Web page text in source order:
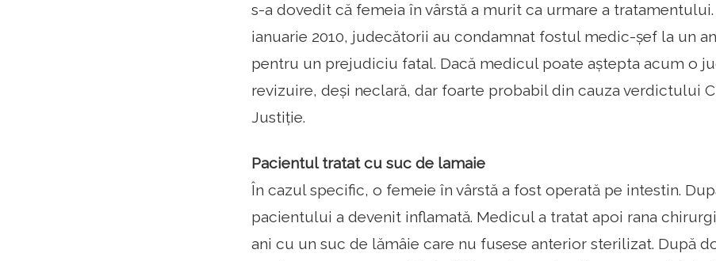
s-a dovedit că femeia în vârstă a murit ca urmare a
ianuarie 2010, judecătorii au condamnat fostul medic-șef la un
pentru un prejudiciu fatal. Dacă medicul poate aștepta acum o
revizuire, deși neclară, dar foarte probabil din cauza verdictului
Justiție.
Pacientul tratat cu suc de lamaie
În cazul specific, o femeie în vârstă a fost operată pe intestin.
pacientului a devenit inflamată. Medicul a tratat apoi rana
ani cu un suc de lămâie care nu fusese anterior sterilizat. După